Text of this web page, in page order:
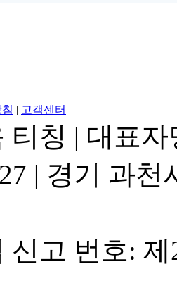
| 고객센터
티칭 | 대표
| 경기 과천
신고 번호: